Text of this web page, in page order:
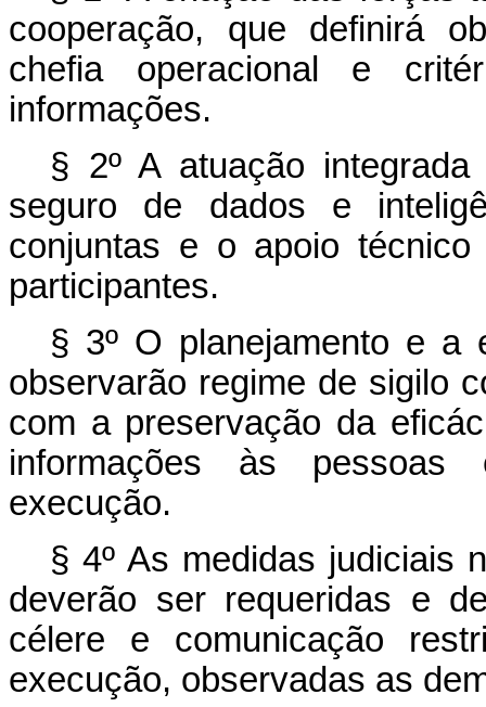
cooperação, que definirá
chefia operacional e
informações.
§ 2º A atuação integrada
seguro de dados e
conjuntas e o apoio
participantes.
§ 3º O planejamento e a
observarão regime de sigilo
com a preservação da
informações às pessoas
execução.
§ 4º As medidas judiciais
deverão ser requeridas e
célere e comunicação
execução, observadas as